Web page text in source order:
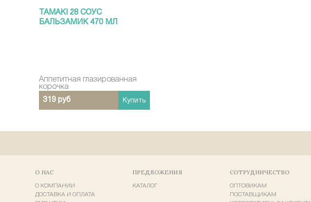
TAMAKI 28 СОУС
БАЛЬЗАМИК 470 МЛ
Аппетитная глазированная
корочка
319 руб
Купить
О НАС
О КОМПАНИИ
ДОСТАВКА И ОПЛАТА
ПРЕДЛОЖЕНИЯ
КАТАЛОГ
СОТРУДНИЧЕСТВО
ОПТОВИКАМ
ПОСТАВЩИКАМ